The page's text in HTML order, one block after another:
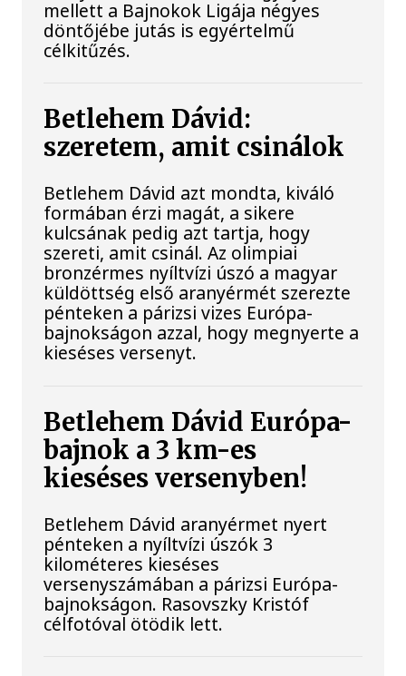
mellett a Bajnokok Ligája négyes
döntőjébe jutás is egyértelmű
célkitűzés.
Betlehem Dávid:
szeretem, amit csinálok
Betlehem Dávid azt mondta, kiváló
formában érzi magát, a sikere
kulcsának pedig azt tartja, hogy
szereti, amit csinál. Az olimpiai
bronzérmes nyíltvízi úszó a magyar
küldöttség első aranyérmét szerezte
pénteken a párizsi vizes Európa-
bajnokságon azzal, hogy megnyerte a
kieséses versenyt.
Betlehem Dávid Európa-
bajnok a 3 km-es
kieséses versenyben!
Betlehem Dávid aranyérmet nyert
pénteken a nyíltvízi úszók 3
kilométeres kieséses
versenyszámában a párizsi Európa-
bajnokságon. Rasovszky Kristóf
célfotóval ötödik lett.